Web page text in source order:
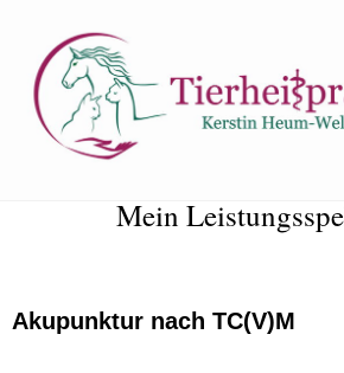
Mein
Akupunktur nach TC(V)M